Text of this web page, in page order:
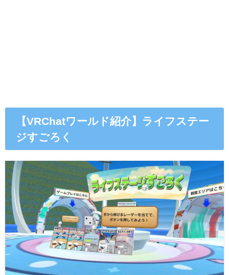
【VRChatワールド紹介】ライフステー
ジすごろく